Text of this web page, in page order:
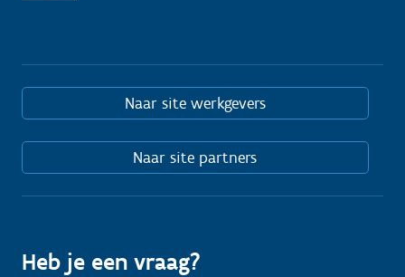
Naar site werkgevers
Naar site partners
Heb je een vraag?